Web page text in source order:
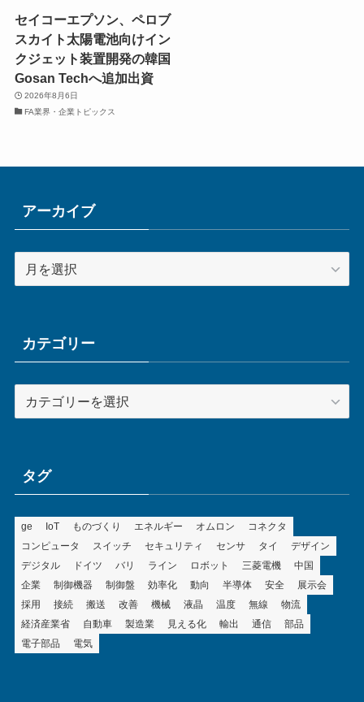
セイコーエプソン、ペロブ
スカイト太陽電池向けイン
クジェット装置開発の韓国
Gosan Techへ追加出資
2026年8月6日
FA業界・企業トピックス
アーカイブ
ー
ブカテゴリー
テ
ータグ
ge IoT ものづくり エネルギー オムロン
コネクタ
コンピュータ
スイッチ セキュリティ センサ タイ
デザイン
デジタル
ドイツ バリ ライン ロボット 三菱電機
中国
企業
制御機器 制御盤 効率化 動向 半導体 安全
展示会
採用
接続 搬送 改善 機械 液晶 温度 無線
物流
経済産業省
自動車 製造業 見える化 輸出 通信
部品
電子部品
電気